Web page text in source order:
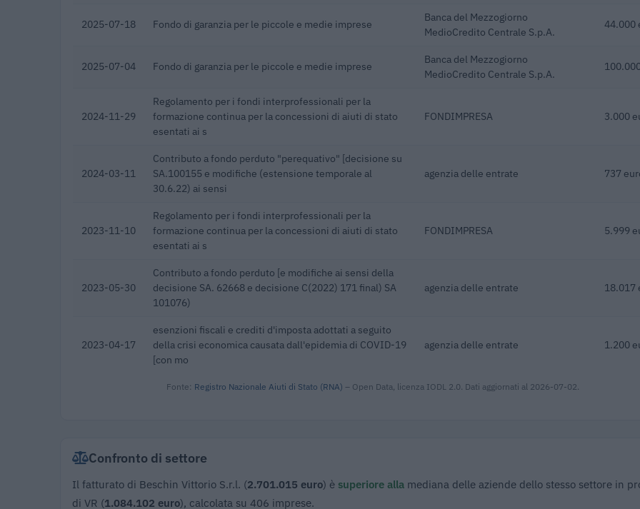
2025-07-18 Fondo di garanzia per le piccole e medie imprese
Banca del Mezzogiorno
MedioCredito Centrale S.p.A.
44.000
2025-07-04 Fondo di garanzia per le piccole e medie imprese
Banca del Mezzogiorno
MedioCredito Centrale S.p.A.
2024-11-29
Regolamento per i fondi interprofessionali per la
formazione continua per la concessioni di aiuti di stato
esentati ai s
FONDIMPRESA 3.000
2024-03-11
Contributo a fondo perduto "perequativo" [decisione su
SA.100155 e modifiche (estensione temporale al
30.6.22) ai sensi
agenzia delle entrate 737
2023-11-10
Regolamento per i fondi interprofessionali per la
formazione continua per la concessioni di aiuti di stato
esentati ai s
FONDIMPRESA 5.999
2023-05-30
Contributo a fondo perduto [e modifiche ai sensi della
decisione SA. 62668 e decisione C(2022) 171 final) SA
101076)
agenzia delle entrate 18.017
2023-04-17
esenzioni fiscali e crediti d'imposta adottati a seguito
della crisi economica causata dall'epidemia di COVID-19
[con mo
agenzia delle entrate 1.200
Fonte: Registro Nazionale Aiuti di Stato (RNA) – Open Data, licenza IODL 2.0. Dati aggiornati al 2026-07-02.
Confronto di settore
Il fatturato di Beschin Vittorio S.r.l. (2.701.015 euro) è superiore alla mediana delle aziende dello stesso settore in
di VR (1.084.102 euro), calcolata su 406 imprese.